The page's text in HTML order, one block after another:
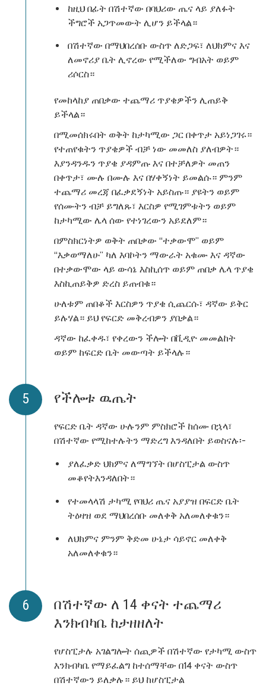
ከዚህ በፊት በሽተኛው በባህሪው ጤና ላይ ያለፉት
ችግሮች አጋጥመውት ሊሆን ይችላል።
በሽተኛው በማህበረሰቡ ውስጥ ለድጋፍ፣ ለህክምና እና
ለመኖሪያ ቤት ሊኖረው የሚችለው ግብአት ወይም
ሪሶርስ።
የመከላከያ ጠበቃው ተጨማሪ ጥያቄዎችን ሊጠይቅ
ይችላል።
በሚመሰክሩበት ወቅት ከታካሚው ጋር በቀጥታ አይነጋገሩ።
የተጠየቁትን ጥያቄዎች ብቻ ነው መመለስ ያለብዎት።
እያንዳንዱን ጥያቄ ያዳምጡ እና በተቻለዎት መጠን
በቀጥታ፣ ሙሉ በሙሉ እና በሃቀኝነት ይመልሱ። ምንም
ተጨማሪ መረጃ በፈቃደኝነት አይስጡ። ያዩትን ወይም
የሰሙትን ብቻ ይግለጹ፣ እርስዎ የሚገምቱትን ወይም
ከታካሚው ሌላ ሰው የተነገረውን አይደለም።
በምስክርነትዎ ወቅት ጠበቃው “ተቃውሞ” ወይም
“እቃወማለሁ” ካለ እባኮትን ማውራት አቁሙ እና ዳኛው
በተቃውሞው ላይ ውሳኔ እስኪሰጥ ወይም ጠበቃ ሌላ ጥያቄ
እስኪጠይቅዎ ድረስ ይጠብቁ።
ሁለቱም ጠበቆች እርስዎን ጥያቄ ሲጨርሱ፣ ዳኛው ይቅር
ይሉሃል። ይህ የፍርድ መቅረብዎን ያበቃል።
ዳኛው ከፈቀዱ፣ የቀረውን ችሎት በቪዲዮ መመልከት
ወይም ከፍርድ ቤት መውጣት ይችላሉ።
የችሎቱ ዉጤት
የፍርድ ቤት ዳኛው ሁሉንም ምስክሮች ከሰሙ በኋላ፣
በሽተኛው የሚከተሉትን ማድረግ እንዳለበት ይወስናሉ፡-
ያለፈቃድ ህክምና ለማግኘት በሆስፒታል ውስጥ
መቆየትእንዳለበት።
የተመላላሽ ታካሚ የባህሪ ጤና አያያዝ በፍርድ ቤት
ትዕዛዝ ወደ ማህበረሰቡ መለቀቅ አለመለቀቁን።
ለህክምና ምንም ቅድመ ሁኔታ ሳይኖር መለቀቅ
አለመለቀቁን።
በሽተኛው ለ 14 ቀናት ተጨማሪ
እንክብካቤ ከታዘዘለት
የሆስፒታሉ አገልግሎት ሰጪዎች በሽተኛው የታካሚ ውስጥ
እንክብካቤ የማይፈልግ ከተሰማቸው በ14 ቀናት ውስጥ
በሽተኛውን ይለቃሉ። ይህ ከሆስፒታል